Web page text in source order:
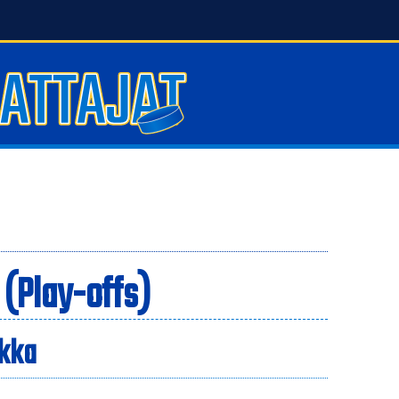
(Play-offs)